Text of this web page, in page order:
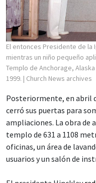
El entonces Presidente de la
mientras un niño pequeño
Templo de Anchorage,
1999. | Church News archives
Posteriormente, en abril
cerró sus puertas para
ampliaciones. La obra de
templo de 631 a 1108
oficinas, un área de
usuarios y un salón de